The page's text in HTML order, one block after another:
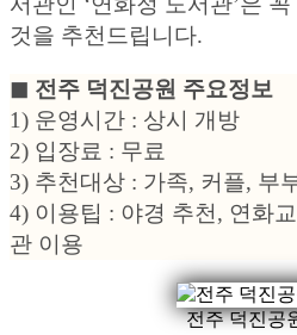
것을 추천드립니다.
◼︎ 전주 덕진공원 주요정보
1) 운영시간 : 상시 개방
2) 입장료 : 무료
3) 추천대상 : 가족, 커플, 부
4) 이용팁 : 야경 추천, 연화
관 이용
전주 덕진공